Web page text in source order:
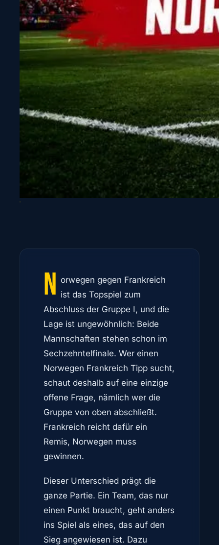
N orwegen gegen Frankreich
ist das Topspiel zum
Abschluss der Gruppe I, und die
Lage ist ungewöhnlich: Beide
Mannschaften stehen schon im
Sechzehntelfinale. Wer einen
Norwegen Frankreich Tipp sucht,
schaut deshalb auf eine einzige
offene Frage, nämlich wer die
Gruppe von oben abschließt.
Frankreich reicht dafür ein
Remis, Norwegen muss
gewinnen.
Dieser Unterschied prägt die
ganze Partie. Ein Team, das nur
einen Punkt braucht, geht anders
ins Spiel als eines, das auf den
Sieg angewiesen ist. Dazu